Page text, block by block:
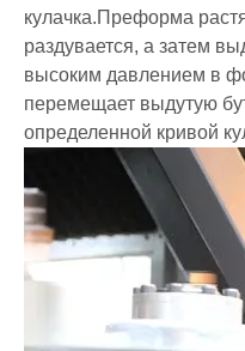
кулачка.Преформа
раздувается, а затем
высоким давлением в
перемещает выдутую
определенной кривой